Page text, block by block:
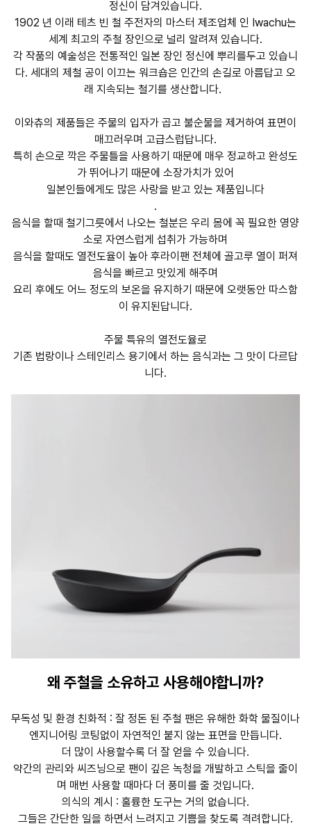
정신이 담겨있습니다.
1902 년 이래 테츠 빈 철 주전자의 마스터 제조업체 인 Iwachu는
세계 최고의 주철 장인으로 널리 알려져 있습니다.
각 작품의 예술성은 전통적인 일본 장인 정신에 뿌리를두고 있습니
다. 세대의 제철 공이 이끄는 워크숍은 인간의 손길로 아름답고 오
래 지속되는 철기를 생산합니다.
이와츄의 제품들은 주물의 입자가 곱고 불순물을 제거하여 표면이
매끄러우며 고급스럽답니다.
특히 손으로 깍은 주물틀을 사용하기 때문에 매우 정교하고 완성도
가 뛰어나기 때문에 소장가치가 있어
일본인들에게도 많은 사랑을 받고 있는 제품입니다
.
음식을 할때 철기그릇에서 나오는 철분은 우리 몸에 꼭 필요한 영양
소로 자연스럽게 섭취가 가능하며
음식을 할때도 열전도율이 높아 후라이팬 전체에 골고루 열이 퍼져
음식을 빠르고 맛있게 해주며
요리 후에도 어느 정도의 보온을 유지하기 때문에 오랫동안 따스함
이 유지된답니다.
주물 특유의 열전도율로
기존 법랑이나 스테인리스 용기에서 하는 음식과는 그 맛이 다르답
니다.
왜 주철을 소유하고 사용해야합니까?
무독성 및 환경 친화적 : 잘 정돈 된 주철 팬은 유해한 화학 물질이나
엔지니어링 코팅없이 자연적인 붙지 않는 표면을 만듭니다.
더 많이 사용할수록 더 잘 얻을 수 있습니다.
약간의 관리와 씨즈닝으로 팬이 깊은 녹청을 개발하고 스틱을 줄이
며 매번 사용할 때마다 더 풍미를 줄 것입니다.
의식의 계시 : 훌륭한 도구는 거의 없습니다.
그들은 간단한 일을 하면서 느려지고 기쁨을 찾도록 격려합니다.